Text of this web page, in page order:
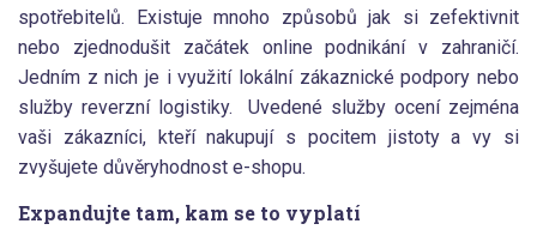
spotřebitelů. Existuje mnoho způsobů jak si zefektivnit
nebo zjednodušit začátek online podnikání v zahraničí.
Jedním z nich je i využití lokální zákaznické podpory nebo
služby reverzní logistiky. Uvedené služby ocení zejména
vaši zákazníci, kteří nakupují s pocitem jistotya vy si
zvyšujete důvěryhodnost e-shopu.
Expandujte tam, kam se to vyplatí